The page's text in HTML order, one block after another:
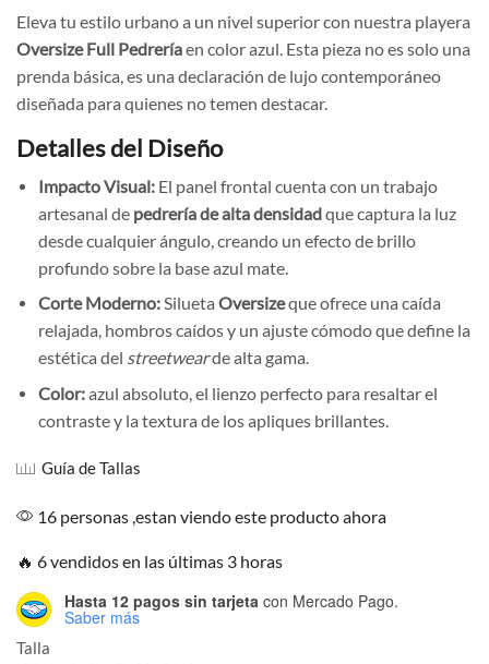
hasta
$389.00
Eleva tu estilo urbano a un nivel superior con nuestra playera
Oversize Full Pedreríaen color azul. Esta pieza no es solo una
prenda básica, es una declaración de lujo contemporáneo
diseñada para quienes no temen destacar.
Detalles del Diseño
Impacto Visual: El panel frontal cuenta con un trabajo
artesanal de pedrería de alta densidadque captura la luz
desde cualquier ángulo, creando un efecto de brillo
profundo sobre la base azul mate.
Corte Moderno:Silueta Oversizeque ofrece una caída
relajada, hombros caídos y un ajuste cómodo que define la
estética del streetwearde alta gama.
Color:azul absoluto, el lienzo perfecto para resaltar el
contraste y la textura de los apliques brillantes.
Guía de Tallas
16 personas ,estan viendo este producto ahora
🔥 6 vendidos en las últimas 3 horas
Hasta 12 pagos sin tarjeta con Mercado Pago.
Saber más
Talla